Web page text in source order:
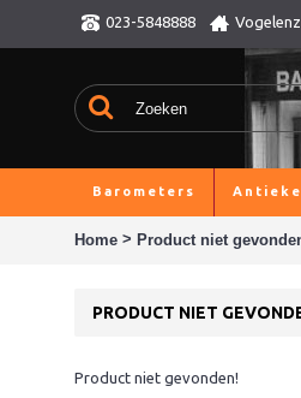
023-5848888
Barometers
Home > Product niet
PRODUCT NIET
Product niet gevonden!